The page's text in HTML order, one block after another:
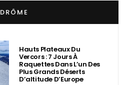
DRÔME
Hauts Plateaux Du
Vercors : 7 Jours À
Raquettes Dans L’un Des
Plus Grands Déserts
D’altitude D’Europe